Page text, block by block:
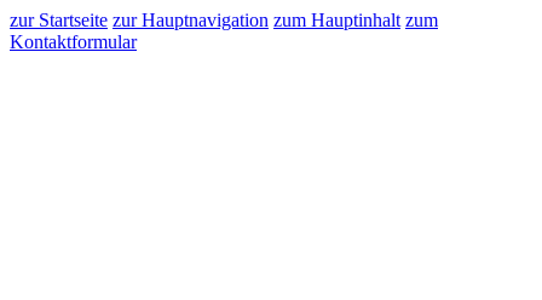
zur Startseite zur Hauptnavigation zum Hauptinhalt zum
Kontaktformular